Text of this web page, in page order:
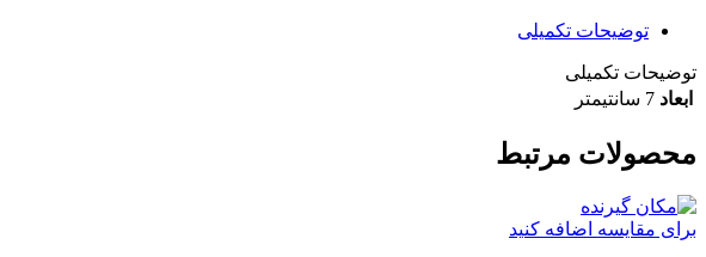
توضیحات تکمیلی
توضیحات تکمیلی
ابعاد 7 سانتیمتر
محصولات مرتبط
برای مقایسه اضافه کنید